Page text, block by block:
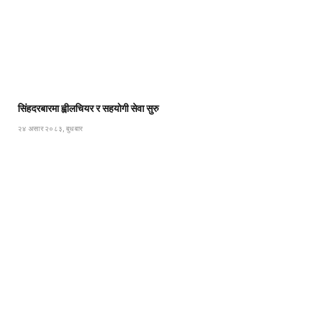
सिंहदरबारमा ह्वीलचियर र सहयोगी सेवा सुरु
२४ असार २०८३, बुधबार